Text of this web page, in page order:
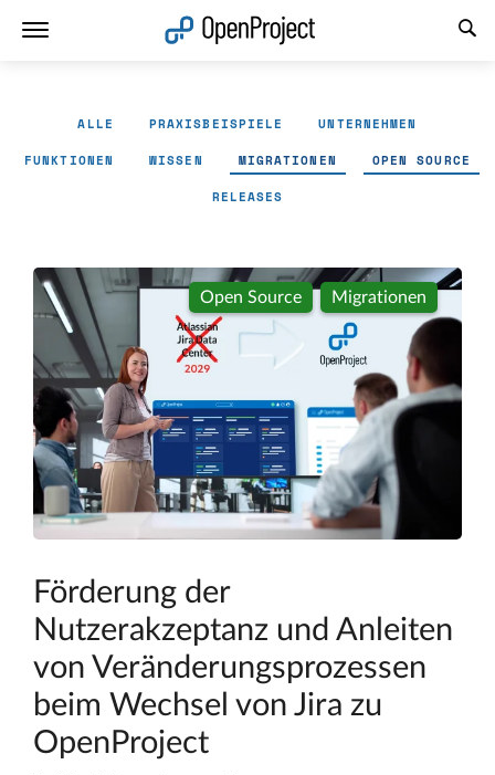
ALLE PRAXISBEISPIELE UNTERNEHMEN
FUNKTIONEN WISSEN MIGRATIONEN OPEN SOURCE
RELEASES
Open Source Migrationen
Förderung der
Nutzerakzeptanz und Anleiten
von Veränderungsprozessen
beim Wechsel von Jira zu
OpenProject
Link in neuem Tab öffnen